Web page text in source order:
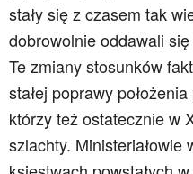
stały się z czasem tak
dobrowolnie oddawali
Te zmiany stosunków
stałej poprawy
którzy też ostatecznie w
szlachty. Ministeriałowie